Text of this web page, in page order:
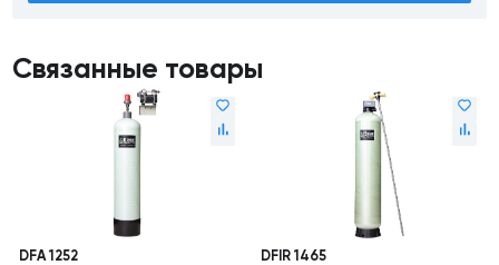
Связанные товары
DFA 1252 DFIR 1465